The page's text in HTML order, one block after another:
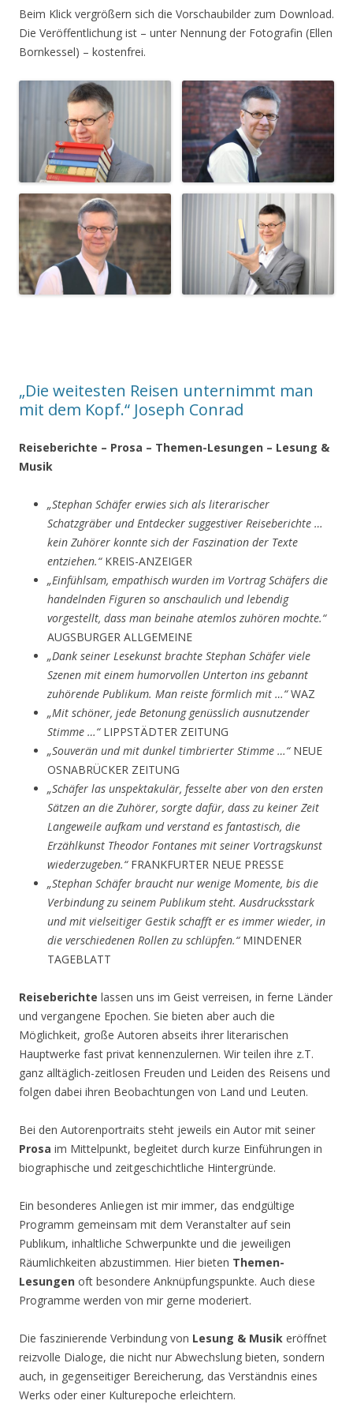
Beim Klick vergrößern sich die Vorschaubilder zum Download.
Die Veröffentlichung ist – unter Nennung der Fotografin (Ellen
Bornkessel) – kostenfrei.
„Die weitesten Reisen unternimmt man
mit dem Kopf.“ Joseph Conrad
Reiseberichte – Prosa – Themen-Lesungen – Lesung &
Musik
„Stephan Schäfer erwies sich als literarischer
Schatzgräber und Entdecker suggestiver Reiseberichte …
kein Zuhörer konnte sich der Faszination der Texte
entziehen.“KREIS-ANZEIGER
„Einfühlsam, empathisch wurden im Vortrag Schäfers die
handelnden Figuren so anschaulich und lebendig
vorgestellt, dass man beinahe atemlos zuhören mochte.“
AUGSBURGER ALLGEMEINE
„Dank seiner Lesekunst brachte Stephan Schäfer viele
Szenen mit einem humorvollen Unterton ins gebannt
zuhörende Publikum. Man reiste förmlich mit …“WAZ
„Mit schöner, jede Betonung genüsslich ausnutzender
Stimme …“LIPPSTÄDTER ZEITUNG
„Souverän und mit dunkel timbrierter Stimme …“NEUE
OSNABRÜCKER ZEITUNG
„Schäfer las unspektakulär, fesselte aber von den ersten
Sätzen an die Zuhörer, sorgte dafür, dass zu keiner Zeit
Langeweile aufkam und verstand es fantastisch, die
Erzählkunst Theodor Fontanes mit seiner Vortragskunst
wiederzugeben.“FRANKFURTER NEUE PRESSE
„Stephan Schäfer braucht nur wenige Momente, bis die
Verbindung zu seinem Publikum steht. Ausdrucksstark
und mit vielseitiger Gestik schafft er es immer wieder, in
die verschiedenen Rollen zu schlüpfen.“MINDENER
TAGEBLATT
Reiseberichte lassen uns im Geist verreisen, in ferne Länder
und vergangene Epochen. Sie bieten aber auch die
Möglichkeit, große Autoren abseits ihrer literarischen
Hauptwerke fast privat kennenzulernen. Wir teilen ihre z.T.
ganz alltäglich-zeitlosen Freuden und Leiden des Reisens und
folgen dabei ihren Beobachtungen von Land und Leuten.
Bei den Autorenportraits steht jeweils ein Autor mit seiner
Prosa im Mittelpunkt, begleitet durch kurze Einführungen in
biographische und zeitgeschichtliche Hintergründe.
Ein besonderes Anliegen ist mir immer, das endgültige
Programm gemeinsam mit dem Veranstalter auf sein
Publikum, inhaltliche Schwerpunkte und die jeweiligen
Räumlichkeiten abzustimmen. Hier bieten Themen-
Lesungen oft besondere Anknüpfungspunkte. Auch diese
Programme werden von mir gerne moderiert.
Die faszinierende Verbindung von Lesung & Musik eröffnet
reizvolle Dialoge, die nicht nur Abwechslung bieten, sondern
auch, in gegenseitiger Bereicherung, das Verständnis eines
Werks oder einer Kulturepoche erleichtern.